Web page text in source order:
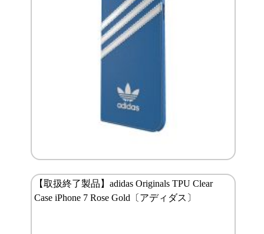
【取扱終了製品】adidas Originals TPU Clear
Case iPhone 7 Rose Gold〔アディダス〕